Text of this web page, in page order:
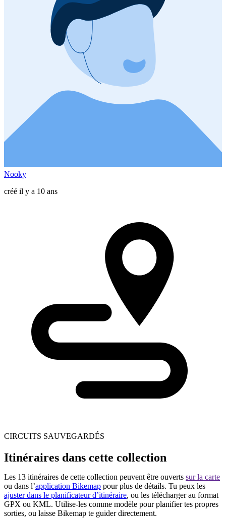
Nooky
créé il y a 10 ans
CIRCUITS SAUVEGARDÉS
Itinéraires dans cette collection
Les 13 itinéraires de cette collection peuvent être ouverts sur la carte
ou dans l’application Bikemap pour plus de détails. Tu peux les
ajuster dans le planificateur d’itinéraire, ou les télécharger au format
GPX ou KML. Utilise-les comme modèle pour planifier tes propres
sorties, ou laisse Bikemap te guider directement.